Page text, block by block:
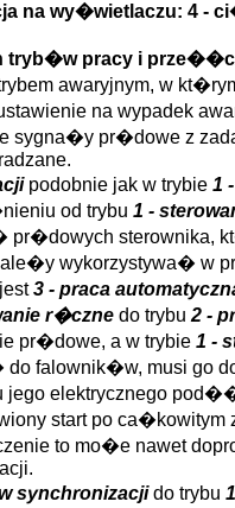
na wy�wietlaczu: 4 -
tryb�w pracy i
awaryjnym, w
na wypadek
pr�dowe z
podobnie jak w trybie 1
od trybu 1 -
sterownika,
wykorzystywa� w
3 - praca
r�czne do trybu 2 -
pr�dowe, a w trybie 1 -
falownik�w, musi go
jego elektrycznego
start po
to mo�e nawet
synchronizacjido trybu